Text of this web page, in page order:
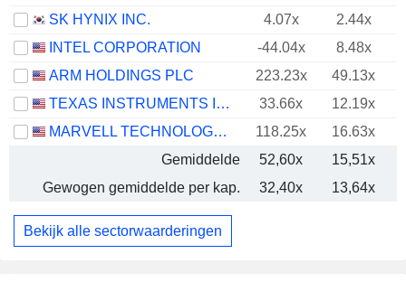
SK HYNIX INC.
4.07x
2.44x
INTEL CORPORATION
-44.04x 8.48x
ARM HOLDINGS PLC
223.23x
49.13x
TEXAS INSTRUMENTS INCORPORATED
33.66x 12.19x
MARVELL TECHNOLOGY GROUP LTD
118.25x 16.63x
Gemiddelde
52,60x 15,51x
Gewogen gemiddelde per kap.
32,40x 13,64x
Bekijk alle sectorwaarderingen